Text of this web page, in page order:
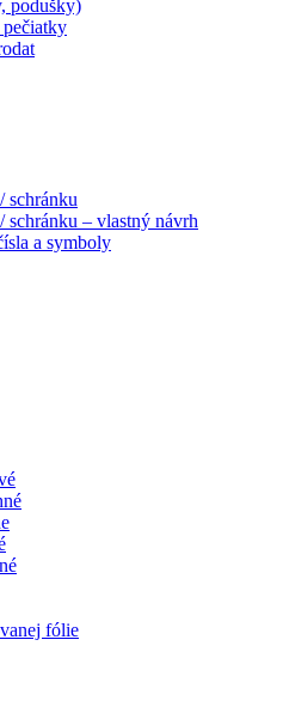
podušky)
schránku
schránku – vlastný návrh
a symboly
fólie